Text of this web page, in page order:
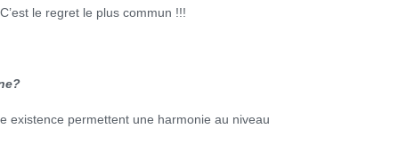
C’est le regret le plus commun !!!
existence permettent une harmonie au niveau